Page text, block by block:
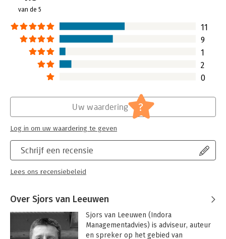
Lees verder
van de 5
11
9
1
2
0
Schrijf een recensie
Lees ons recensiebeleid
Uw waardering ?
Log in om uw waardering te geven
Over Sjors van Leeuwen
Sjors van Leeuwen (Indora
Managementadvies) is adviseur, auteur
en spreker op het gebied van